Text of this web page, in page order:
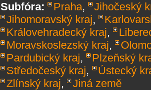
Subfóra:
Praha,
Jihočeský
Jihomoravský kraj,
Královehradecký kraj,
Moravskoslezský kraj,
Pardubický kraj,
Plzeňský
Středočeský kraj,
Ústecký
Zlínský kraj, Jiná země